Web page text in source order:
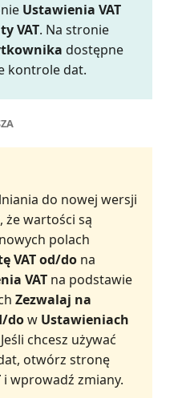
budżet
503)
Ustawienia VAT
VAT. Na stronie
dostępne
kontrole dat.
do nowej wersji
że wartości są
polach
VAT od/dona
VATna podstawie
Zezwalaj na
dow Ustawieniach
chcesz używać
otwórz stronę
i wprowadź zmiany.